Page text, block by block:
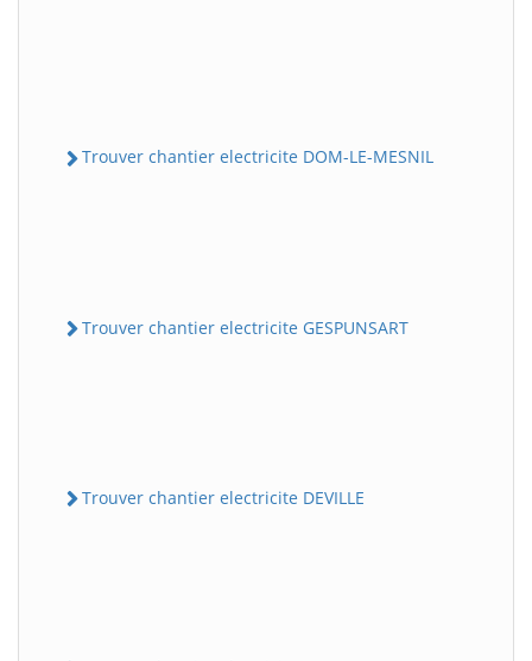
Trouver chantier electricite DOM-LE-MESNIL
Trouver chantier electricite GESPUNSART
Trouver chantier electricite DEVILLE